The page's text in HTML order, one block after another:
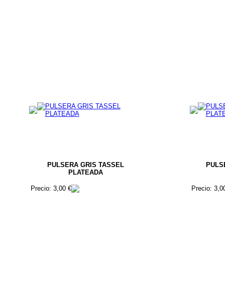
PULSERA GRIS TASSEL
PLATEADA
Precio: 3,00 € Precio: